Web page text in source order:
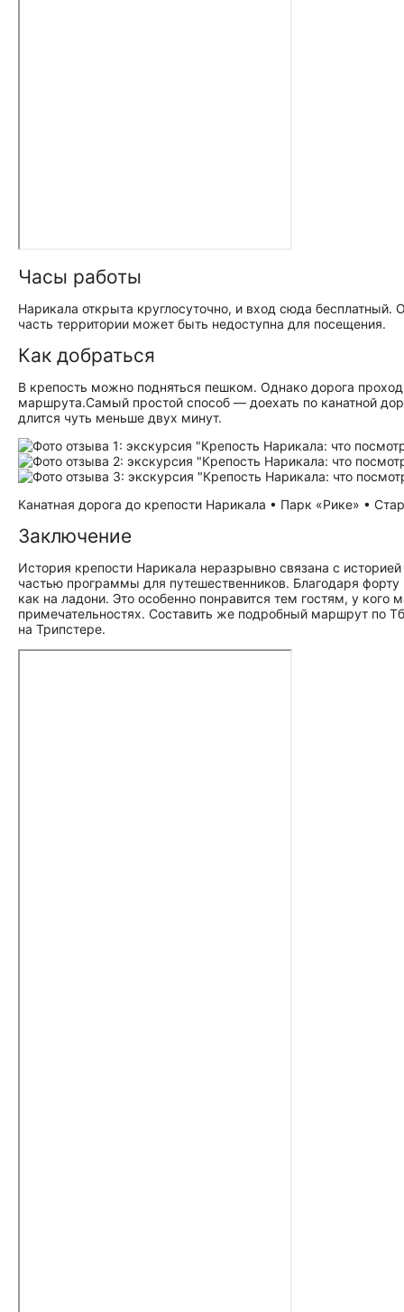
Часы работы
Нарикала открыта круглосуточно, и вход сюда бесплатный.
часть территории может быть недоступна для посещения.
Как добраться
В крепость можно подняться пешком. Однако дорога
маршрута.Самый простой способ — доехать по канатной
длится чуть меньше двух минут.
Канатная дорога до крепости Нарикала • Парк «Рике» •
Заключение
История крепости Нарикала неразрывно связана с
частью программы для путешественников. Благодаря
как на ладони. Это особенно понравится тем гостям, у
при­ме­ча­тель­но­стях. Составить же подробный маршрут по
на Трипстере.